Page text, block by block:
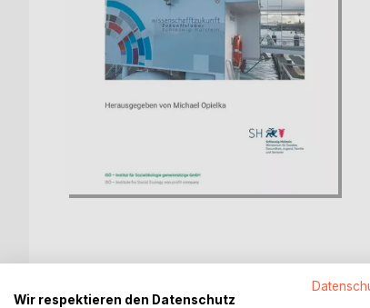
Wir respektieren den Datenschutz